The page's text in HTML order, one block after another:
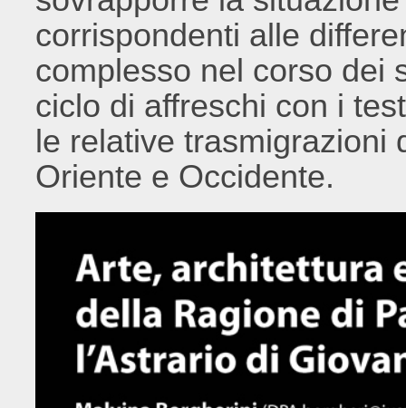
corrispondenti alle
complesso nel corso dei
ciclo di affreschi con i
le relative trasmigrazioni
Oriente e Occidente.